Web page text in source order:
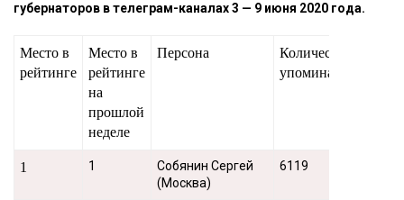
губернаторов в телеграм-каналах 3 — 9 июня 2020 года.
Место в
рейтинге
Место в
рейтинге
на
прошлой
неделе
Персона
Количество
упоминаний
1 1
Собянин Сергей
(Москва)
6119